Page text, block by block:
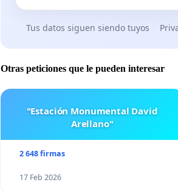
Tus datos siguen siendo tuyos
Otras peticiones que le pueden interesar
"Estación Monumental David
Arellano"
2 648 firmas
17 Feb 2026